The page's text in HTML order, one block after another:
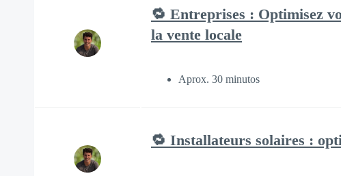
🔁 Entreprises : Optimisez
la vente locale
Aprox. 30 minutos
🔁 Installateurs solaires :